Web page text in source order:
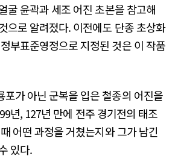
굴 윤곽과 세조 어진 초본을 참고해
으로 알려졌다. 이전에도 단종 초상화
부표준영정으로 지정된 것은 이 작품
포가 아닌 군복을 입은 철종의 어진을
년, 127년 만에 전주 경기전의 태조
어떤 과정을 거쳤는지와 그가 남긴
있다.